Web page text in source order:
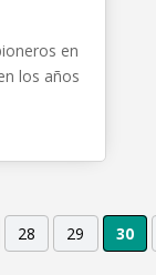
en
los años
28 29
30